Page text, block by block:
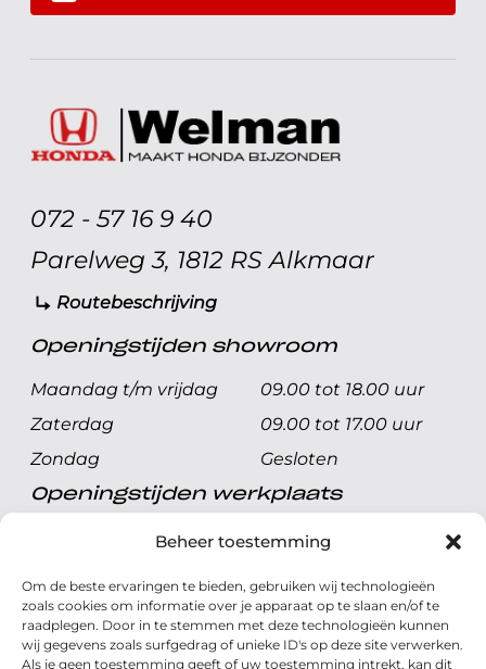
Beheer toestemming
Om de beste ervaringen te bieden, gebruiken wij technologieën
zoals cookies om informatie over je apparaat op te slaan en/of te
raadplegen. Door in te stemmen met deze technologieën kunnen
wij gegevens zoals surfgedrag of unieke ID's op deze site verwerken.
Als je geen toestemming geeft of uw toestemming intrekt, kan dit
072 - 57 16 9 40
Parelweg 3, 1812 RS Alkmaar
Routebeschrijving
Openingstijden showroom
Maandag t/m vrijdag
09.00 tot 18.00 uur
Zaterdag
09.00 tot 17.00 uur
Zondag
Gesloten
Openingstijden werkplaats
Maandag t/m vrijdag
08.00 tot 17.00 uur
Zondag
Gesloten
Volg ons